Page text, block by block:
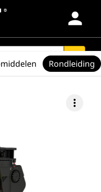
person
search
more_vert
Rondleiding